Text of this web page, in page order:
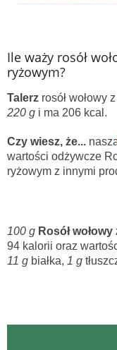
Ile waży rosół
ryżowym?
Talerz rosół wołowy
220 g i ma 206 kcal.
Czy wiesz, że...
wartości odżywcze
ryżowym z innymi
100 g Rosół
94 kalorii oraz
11 g białka, 1 g